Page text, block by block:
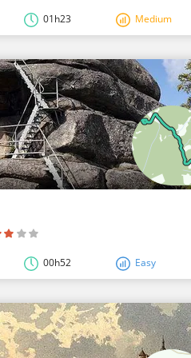
01h23 Medium
00h52 Easy